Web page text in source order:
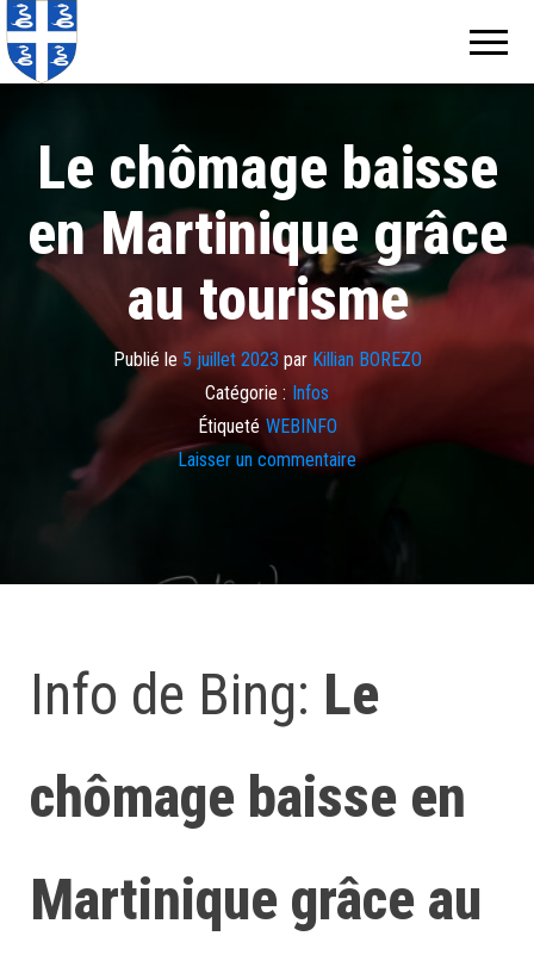
Le chômage baisse
en Martinique grâce
au tourisme
Publié le 5 juillet 2023 par Killian BOREZO
Catégorie : Infos
Étiqueté WEBINFO
Laisser un commentaire
Info de Bing: Le
chômage baisse en
Martinique grâce au